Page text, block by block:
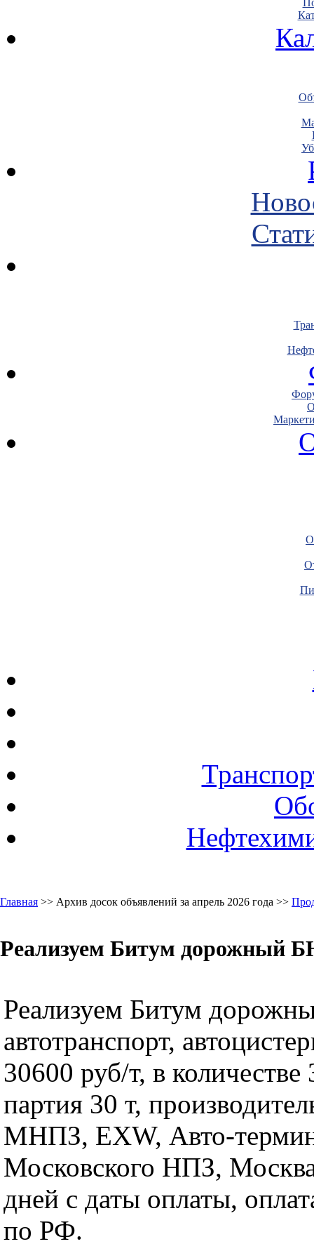
Главная >> Архив досок объявлений за апрель 2026 года >>
Реализуем Битум дорожный
Реализуем Битум
автотранспорт,
30600 руб/т, в
партия 30 т,
МНПЗ, EXW, Авто-
Московского НПЗ,
дней с даты оплаты,
по РФ.